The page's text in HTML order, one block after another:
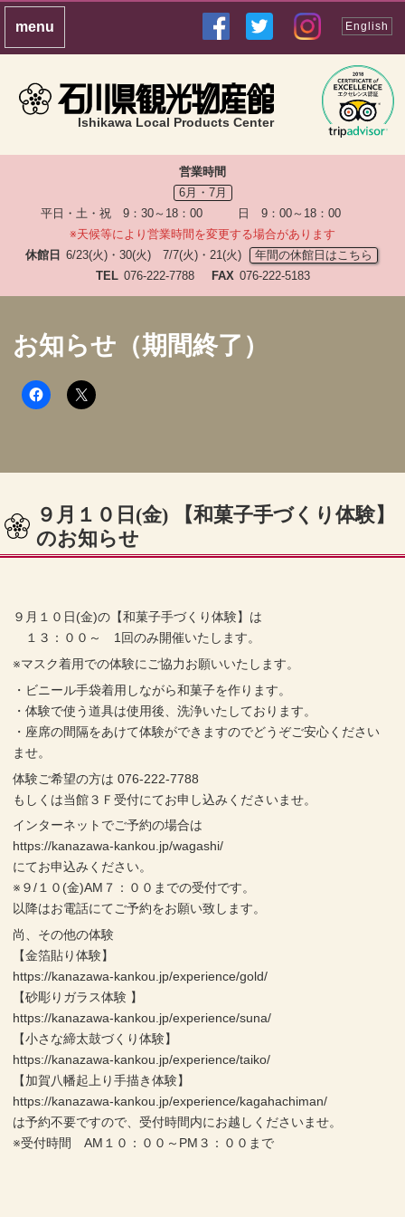
Ishikawa Local Products Center
English
営業時間
6月・7月
平日・土・祝 9：30～18：00 日 9：00～18：00
※天候等により営業時間を変更する場合があります
休館日 6/23(火)・30(火) 7/7(火)・21(火)
年間の休館日はこちら
TEL 076-222-7788 FAX 076-222-5183
お知らせ（期間終了）
９月１０日(金) 【和菓子手づくり体験】
のお知らせ
９月１０日(金)の【和菓子手づくり体験】は
１３：００～ 1回のみ開催いたします。
※マスク着用での体験にご協力お願いいたします。
・ビニール手袋着用しながら和菓子を作ります。
・体験で使う道具は使用後、洗浄いたしております。
・座席の間隔をあけて体験ができますのでどうぞご安心ください
ませ。
体験ご希望の方は 076-222-7788
もしくは当館３Ｆ受付にてお申し込みくださいませ。
インターネットでご予約の場合は
https://kanazawa-kankou.jp/wagashi/
にてお申込みください。
※９/１０(金)AM７：００までの受付です。
以降はお電話にてご予約をお願い致します。
尚、その他の体験
【金箔貼り体験】
https://kanazawa-kankou.jp/experience/gold/
【砂彫りガラス体験 】
https://kanazawa-kankou.jp/experience/suna/
【小さな締太鼓づくり体験】
https://kanazawa-kankou.jp/experience/taiko/
【加賀八幡起上り手描き体験】
https://kanazawa-kankou.jp/experience/kagahachiman/
は予約不要ですので、受付時間内にお越しくださいませ。
※受付時間 AM１０：００～PM３：００まで